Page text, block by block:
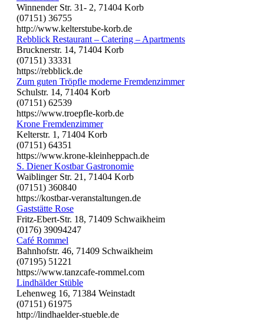
Winnender Str. 31- 2, 71404 Korb
(07151) 36755
http://www.kelterstube-korb.de
Rebblick Restaurant – Catering – Apartments
Brucknerstr. 14, 71404 Korb
(07151) 33331
https://rebblick.de
Zum guten Tröpfle moderne Fremdenzimmer
Schulstr. 14, 71404 Korb
(07151) 62539
https://www.troepfle-korb.de
Krone Fremdenzimmer
Kelterstr. 1, 71404 Korb
(07151) 64351
https://www.krone-kleinheppach.de
S. Diener Kostbar Gastronomie
Waiblinger Str. 21, 71404 Korb
(07151) 360840
https://kostbar-veranstaltungen.de
Gaststätte Rose
Fritz-Ebert-Str. 18, 71409 Schwaikheim
(0176) 39094247
Café Rommel
Bahnhofstr. 46, 71409 Schwaikheim
(07195) 51221
https://www.tanzcafe-rommel.com
Lindhälder Stüble
Lehenweg 16, 71384 Weinstadt
(07151) 61975
http://lindhaelder-stueble.de